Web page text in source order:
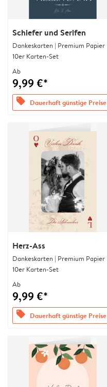
Schiefer und Serifen
Dankeskarten | Premium Papier
10er Karten-Set
Ab
9,99 €*
offers Dauerhaft günstige Preise
Herz-Ass
Dankeskarten | Premium Papier
10er Karten-Set
Ab
9,99 €*
offers Dauerhaft günstige Preise